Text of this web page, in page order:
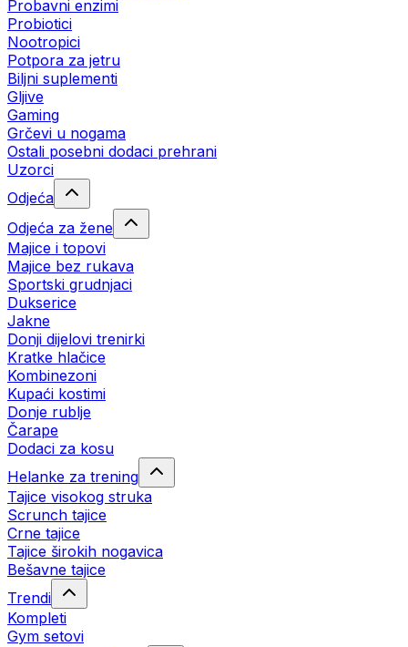
Probavni enzimi
Probiotici
Nootropici
Potpora za jetru
Biljni suplementi
Gljive
Gaming
Grčevi u nogama
Ostali posebni dodaci prehrani
Uzorci
Odjeća
Odjeća za žene
Majice i topovi
Majice bez rukava
Sportski grudnjaci
Dukserice
Jakne
Donji dijelovi trenirki
Kratke hlačice
Kombinezoni
Kupaći kostimi
Donje rublje
Čarape
Dodaci za kosu
Helanke za trening
Tajice visokog struka
Scrunch tajice
Crne tajice
Tajice širokih nogavica
Bešavne tajice
Trendi
Kompleti
Gym setovi